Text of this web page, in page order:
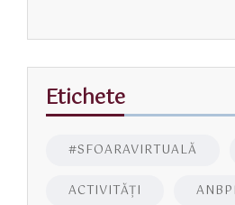
Etichete
#SFOARAVIRTUALĂ
ACTIVITĂŢI